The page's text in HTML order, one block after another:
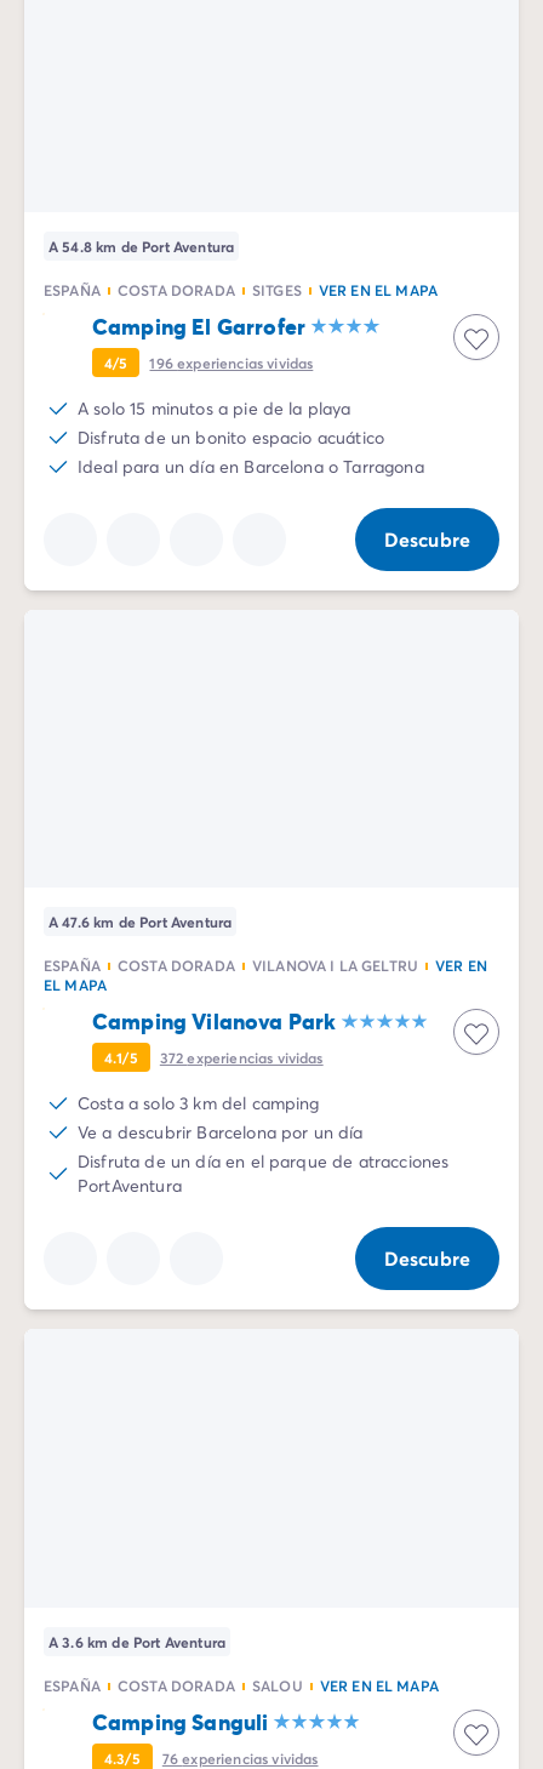
A 54.8 km de Port Aventura
ESPAÑA COSTA DORADA SITGES VER EN EL MAPA
Camping El Garrofer
4/5 196experiencias vividas
A solo 15 minutos a pie de la playa
Disfruta de un bonito espacio acuático
Ideal para un día en Barcelona o Tarragona
Descubre
A 47.6 km de Port Aventura
ESPAÑA COSTA DORADA VILANOVA I LA GELTRU
VER EN
EL MAPA
Camping Vilanova Park
4.1/5 372experiencias vividas
Costa a solo 3 km del camping
Ve a descubrir Barcelona por un día
Disfruta de un día en el parque de atracciones
PortAventura
Descubre
A 3.6 km de Port Aventura
ESPAÑA COSTA DORADA SALOU VER EN EL MAPA
Camping Sanguli
4.3/5 76experiencias vividas